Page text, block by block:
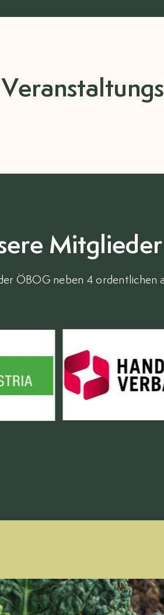
ÖBOG neben 4 ordentlichen